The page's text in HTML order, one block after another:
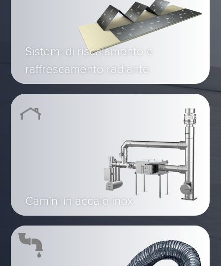
Sistemi di riscalamento e
raffrescamento radiante
Camini in accaio inox